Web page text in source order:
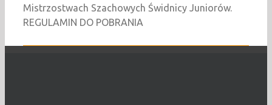
Mistrzostwach Szachowych Świdnicy Juniorów.
REGULAMIN DO POBRANIA